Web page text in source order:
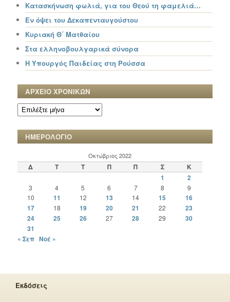
Κατασκήνωση φωλιά, για του Θεού τη φαμελιά…
Εν όψει του Δεκαπενταυγούστου
Κυριακή Θ΄ Ματθαίου
Στα ελληνοβουλγαρικά σύνορα
Η Υπουργός Παιδείας στη Ρούσσα
ΑΡΧΕΙΟ ΧΡΟΝΙΚΩΝ
ΑΡΧΕΙΟ
ΧΡΟΝΙΚΩΝ
ΗΜΕΡΟΛΟΓΙΟ
Οκτώβριος 2022
Δ Τ Τ Π Π Σ
Κ
1
2
3 4 5 6 7 8
9
10
11 12 13 14 15
16
17
18 19 20 21 22
23
24
25 26 27 28 29
30
31
« Σεπ Νοέ »
Εκδόσεις